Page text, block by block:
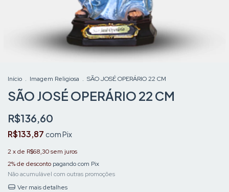
Início . Imagem Religiosa . SÃO JOSÉ OPERÁRIO 22 CM
SÃO JOSÉ OPERÁRIO 22 CM
R$136,60
R$133,87 comPix
2 x de R$68,30sem juros
2% de desconto pagando com Pix
Não acumulável com outras promoções
Ver mais detalhes